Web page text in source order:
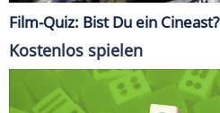
Film-Quiz: Bist Du ein Cineast?
Kostenlos spielen